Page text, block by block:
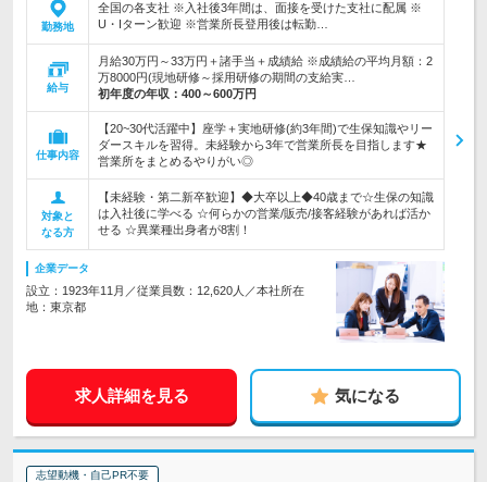
勤務地
全国の各支社 ※入社後3年間は、面接を受けた支社に配属 ※
U・Iターン歓迎 ※営業所長登用後は転勤…
給与
月給30万円～33万円＋諸手当＋成績給 ※成績給の平均月額：2
万8000円(現地研修～採用研修の期間の支給実…
初年度の年収： 400～600万円
仕事内容
【20~30代活躍中】座学＋実地研修(約3年間)で生保知識やリー
ダースキルを習得。未経験から3年で営業所長を目指します★
営業所をまとめるやりがい◎
対象と
なる方
【未経験・第二新卒歓迎】◆大卒以上◆40歳まで☆生保の知識
は入社後に学べる ☆何らかの営業/販売/接客経験があれば活か
せる ☆異業種出身者が8割！
企業データ
設立：1923年11月／従業員数：12,620人／本社所在
地：東京都
求人詳細を見る 気になる
志望動機・自己PR不要